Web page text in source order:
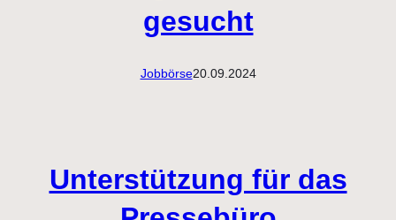
gesucht
Jobbörse20.09.2024
Unterstützung für das